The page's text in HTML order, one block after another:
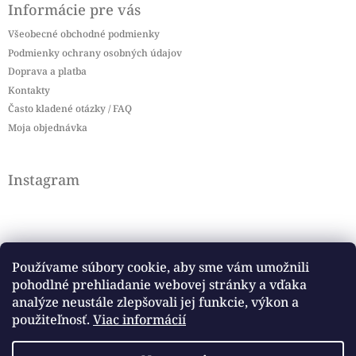
Používame súbory cookie, aby sme vám umožnili
pohodlné prehliadanie webovej stránky a vďaka
analýze neustále zlepšovali jej funkcie, výkon a
použiteľnosť. Viac informácií
Informácie pre vás
Všeobecné obchodné podmienky
Podmienky ochrany osobných údajov
Doprava a platba
Kontakty
Často kladené otázky / FAQ
Moja objednávka
Instagram
Sledovať na Instagrame
Facebook